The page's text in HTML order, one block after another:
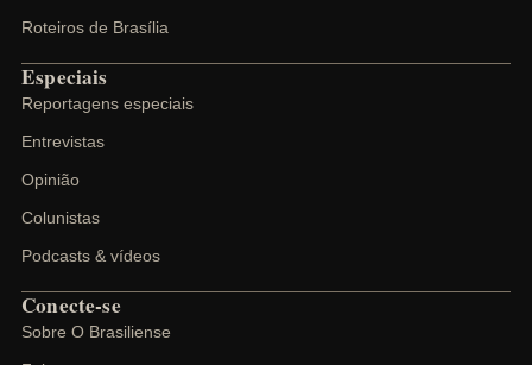
Roteiros de Brasília
Especiais
Reportagens especiais
Entrevistas
Opinião
Colunistas
Podcasts & vídeos
Conecte-se
Sobre O Brasiliense